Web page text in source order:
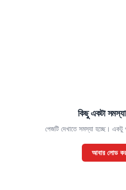
কিছু একটা
পেজটি দেখাতে সমস্যা হচ্ছে। একটু
আবার লোড